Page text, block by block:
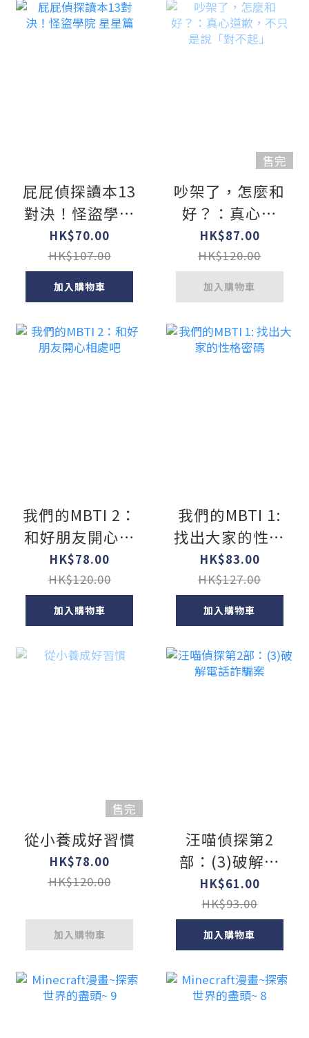
屁屁偵探讀本13
對決！怪盜學院
星星篇
HK$70.00
HK$107.00
加入購物車
售完
吵架了，怎麼和
好？：真心道
歉，不只是說
「對不起」
HK$87.00
HK$120.00
加入購物車
我們的MBTI 2：
和好朋友開心相
處吧
HK$78.00
HK$120.00
加入購物車
我們的MBTI 1:
找出大家的性格
密碼
HK$83.00
HK$127.00
加入購物車
售完
從小養成好習慣
HK$78.00
HK$120.00
加入購物車
汪喵偵探第2
部：(3)破解電
話詐騙案
HK$61.00
HK$93.00
加入購物車